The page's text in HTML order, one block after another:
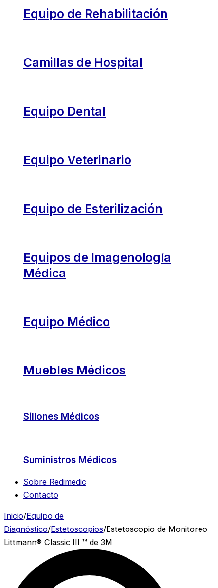
Equipo de Rehabilitación
Camillas de Hospital
Equipo Dental
Equipo Veterinario
Equipo de Esterilización
Equipos de Imagenología
Médica
Equipo Médico
Muebles Médicos
Sillones Médicos
Suministros Médicos
Sobre Redimedic
Contacto
Inicio/Equipo de
Diagnóstico/Estetoscopios/Estetoscopio de Monitoreo
Littmann® Classic III ™ de 3M